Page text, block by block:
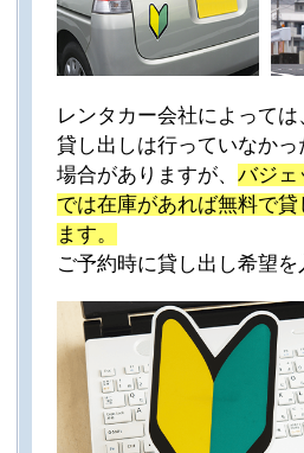
レンタカー会社によって
貸し出しは行っていなか
場合がありますが、バジェ
では在庫があれば無料で
ます。
ご予約時に貸し出し希望を